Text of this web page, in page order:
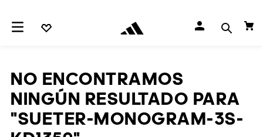
NO ENCONTRAMOS
NINGÚN RESULTADO PARA
"SUETER-MONOGRAM-3S-